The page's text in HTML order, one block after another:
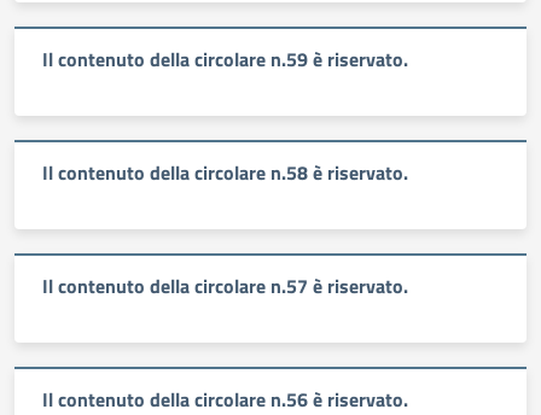
Il contenuto della circolare n.59 è riservato.
Il contenuto della circolare n.58 è riservato.
Il contenuto della circolare n.57 è riservato.
Il contenuto della circolare n.56 è riservato.